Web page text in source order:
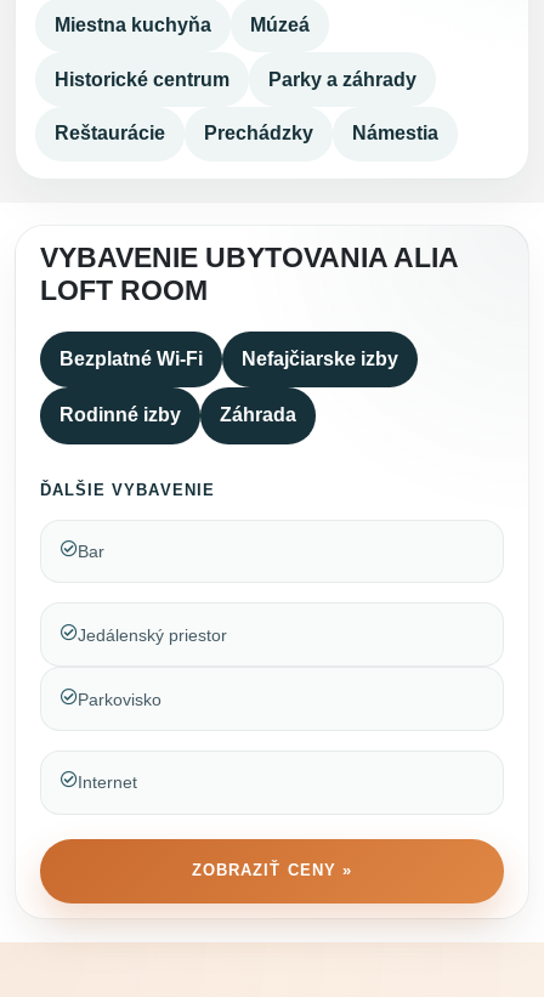
Miestna kuchyňa Múzeá
Historické centrum Parky a záhrady
Reštaurácie Prechádzky Námestia
VYBAVENIE UBYTOVANIA ALIA
LOFT ROOM
Bezplatné Wi-Fi Nefajčiarske izby
Rodinné izby Záhrada
ĎALŠIE VYBAVENIE
Bar
Jedálenský priestor
Parkovisko
Internet
ZOBRAZIŤ CENY »